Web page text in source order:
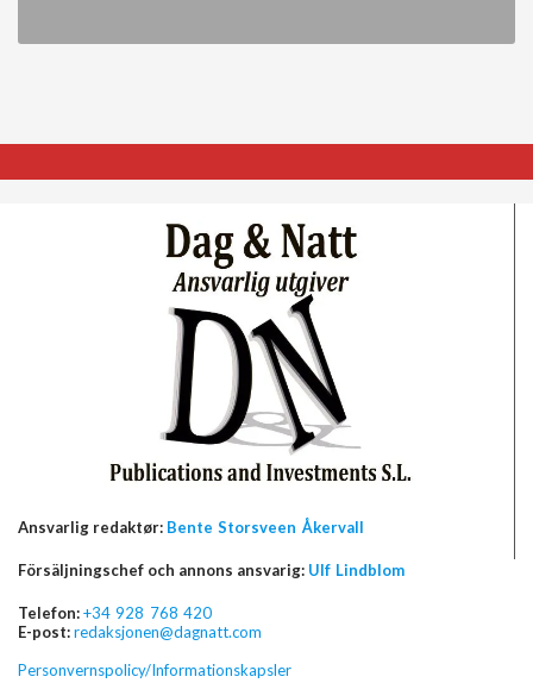
Ansvarlig redaktør: Bente Storsveen Åkervall
Försäljningschef och annons ansvarig: Ulf Lindblom
Telefon:+34 928 768 420
E-post:redaksjonen@dagnatt.com
Personvernspolicy/Informationskapsler